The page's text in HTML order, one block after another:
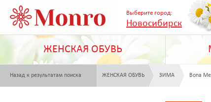
Выберите город:
Новосибирск
ЖЕНСКАЯ ОБУВЬ
Назад к результатам поиска ЖЕНСКАЯ ОБУВЬ ЗИМА Bona